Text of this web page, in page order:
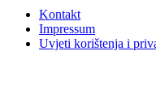
Kontakt
Impressum
Uvjeti korištenja i